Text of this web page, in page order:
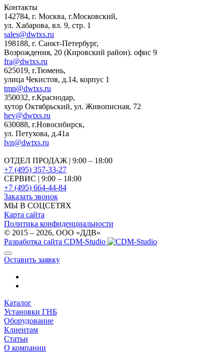
Контакты
142784, г. Москва, г.Московский,
ул. Хабарова, вл. 9, стр. 1
sales@dwtxs.ru
198188, г. Санкт-Петербург,
Возрождения, 20 (Кировский район). офис 9
fra@dwtxs.ru
625019, г.Тюмень,
улица Чекистов, д.14, корпус 1
tmn@dwtxs.ru
350032, г.Краснодар,
хутор Октябрьский, ул. Живописная, 72
hev@dwtxs.ru
630088, г.Новосибирск,
ул. Петухова, д.41а
lvn@dwtxs.ru
ОТДЕЛ ПРОДАЖ | 9:00 – 18:00
+7 (495) 357-33-27
СЕРВИС | 9:00 – 18:00
+7 (495) 664-44-84
Заказать звонок
МЫ В СОЦСЕТЯХ
Карта сайта
Политика конфиденциальности
© 2015 – 2026, OOO «ДДВ»
Разработка сайта CDM-Studio
Оставить заявку
Каталог
Установки ГНБ
Оборудование
Клиентам
Статьи
О компании